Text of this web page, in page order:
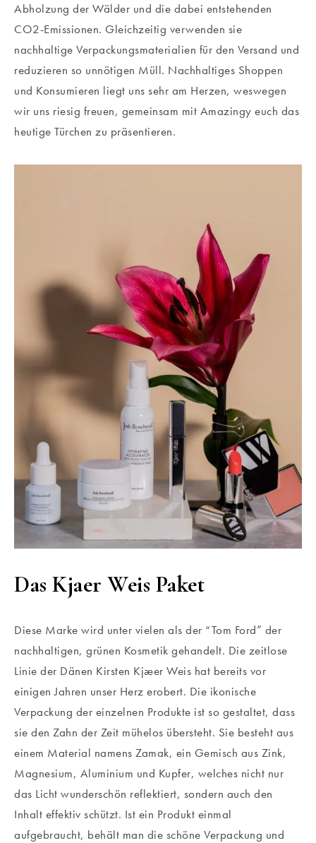
Abholzung der Wälder und die dabei entstehenden
CO2-Emissionen. Gleichzeitig verwenden sie
nachhaltige Verpackungsmaterialien für den Versand und
reduzieren so unnötigen Müll. Nachhaltiges Shoppen
und Konsumieren liegt uns sehr am Herzen, weswegen
wir uns riesig freuen, gemeinsam mit Amazingy euch das
heutige Türchen zu präsentieren.
Das Kjaer Weis Paket
Diese Marke wird unter vielen als der “Tom Ford” der
nachhaltigen, grünen Kosmetik gehandelt. Die zeitlose
Linie der Dänen Kirsten Kjæer Weis hat bereits vor
einigen Jahren unser Herz erobert. Die ikonische
Verpackung der einzelnen Produkte ist so gestaltet, dass
sie den Zahn der Zeit mühelos übersteht. Sie besteht aus
einem Material namens Zamak, ein Gemisch aus Zink,
Magnesium, Aluminium und Kupfer, welches nicht nur
das Licht wunderschön reflektiert, sondern auch den
Inhalt effektiv schützt. Ist ein Produkt einmal
aufgebraucht, behält man die schöne Verpackung und